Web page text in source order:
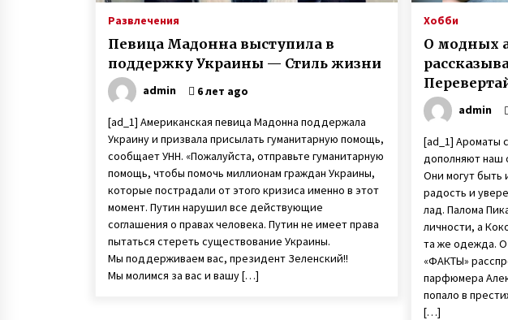
Развлечения
Певица Мадонна выступила в
поддержку Украины — Стиль жизни
admin 6 лет ago
[ad_1] Американская певица Мадонна поддержала
Украину и призвала присылать гуманитарную помощь,
сообщает УНН. «Пожалуйста, отправьте гуманитарную
помощь, чтобы помочь миллионам граждан Украины,
которые пострадали от этого кризиса именно в этот
момент. Путин нарушил все действующие
соглашения о правах человека. Путин не имеет права
пытаться стереть существование Украины.
Мы поддерживаем вас, президент Зеленский!!
Мы молимся за вас и вашу […]
Хобби
О модных
admin
[ad_1] Ароматы
дополняют наш
Они могут быть
радость и
лад. Палома
личности, а
та же одежда.
«ФАКТЫ»
парфюмера
попало в
[…]